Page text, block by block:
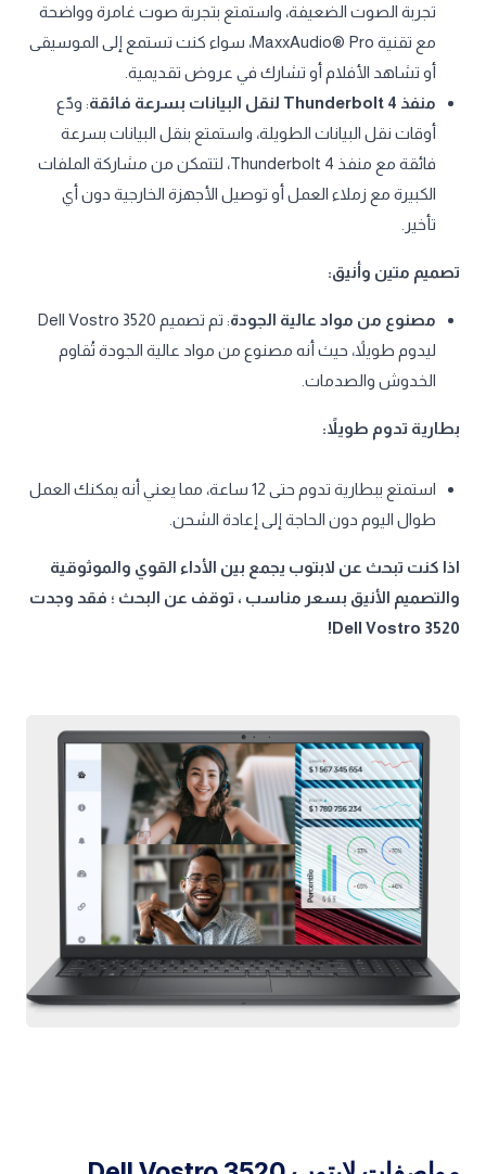
تجربة الصوت الضعيفة، واستمتع بتجربة صوت غامرة وواضحة
مع تقنية MaxxAudio® Pro، سواء كنت تستمع إلى الموسيقى
أو تشاهد الأفلام أو تشارك في عروض تقديمية.
منفذ Thunderbolt 4 لنقل البيانات بسرعة فائقة
: ودّع
أوقات نقل البيانات الطويلة، واستمتع بنقل البيانات بسرعة
فائقة مع منفذ Thunderbolt 4، لتتمكن من مشاركة الملفات
الكبيرة مع زملاء العمل أو توصيل الأجهزة الخارجية دون أي
تأخير.
تصميم متين وأنيق:
مصنوع من مواد عالية الجودة
: تم تصميم Dell Vostro 3520
ليدوم طويلاً، حيث أنه مصنوع من مواد عالية الجودة تُقاوم
الخدوش والصدمات.
بطارية تدوم طويلاً:
استمتع ببطارية تدوم حتى 12 ساعة، مما يعني أنه يمكنك العمل
طوال اليوم دون الحاجة إلى إعادة الشحن.​
اذا كنت تبحث عن لابتوب يجمع بين الأداء القوي والموثوقية
والتصميم الأنيق بسعر مناسب ، توقف عن البحث ؛ فقد وجدت
Dell Vostro 3520!